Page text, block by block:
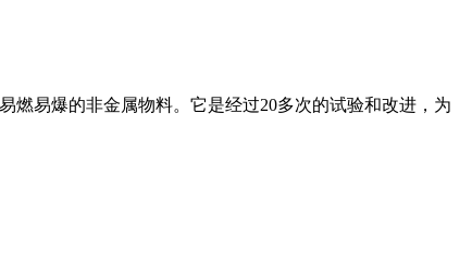
燃易爆的非金属物料。它是经过20多次的试验和改进，为